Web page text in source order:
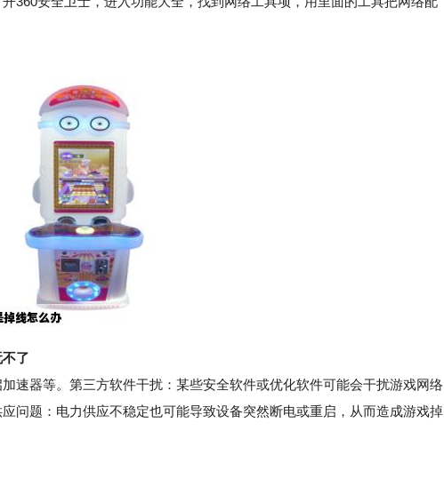
了
器等。第三方软件干扰：某些安全软件或优化软件可能会干扰游戏网络
问题：电力供应不稳定也可能导致设备突然断电或重启，从而造成游戏掉